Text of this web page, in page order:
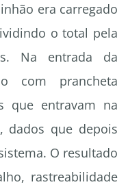
era carregado
o total pela
Na entrada da
com prancheta
que entravam na
dados que depois
O resultado
rastreabilidade